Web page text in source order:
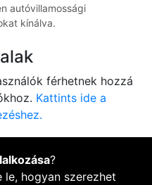
autóvillamossági
kínálva.
férhetnek hozzá
Kattints ide a
?
le, hogyan szerezhet